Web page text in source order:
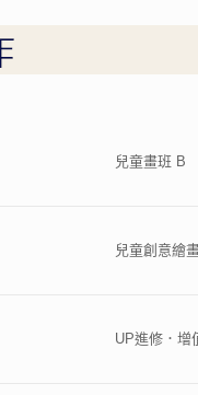
兒童畫班 B
兒童創意繪
UP進修．增